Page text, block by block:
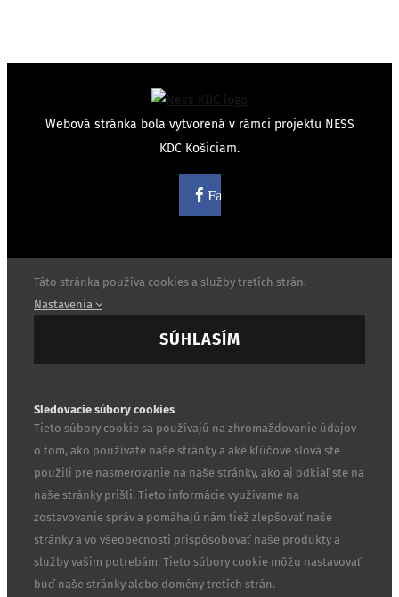
Webová stránka bola vytvorená v rámci projektu NESS
KDC Košiciam.
Facebook
Táto stránka používa cookies a služby tretích strán.
Nastavenia
SÚHLASÍM
Sledovacie súbory cookies
Tieto súbory cookie sa používajú na zhromažďovanie údajov
o tom, ako používate naše stránky a aké kľúčové slová ste
použili pre nasmerovanie na naše stránky, ako aj odkiaľ ste na
naše stránky prišli. Tieto informácie využívame na
zostavovanie správ a pomáhajú nám tiež zlepšovať naše
stránky a vo všeobecnosti prispôsobovať naše produkty a
služby vašim potrebám. Tieto súbory cookie môžu nastavovať
buď naše stránky alebo domény tretích strán.